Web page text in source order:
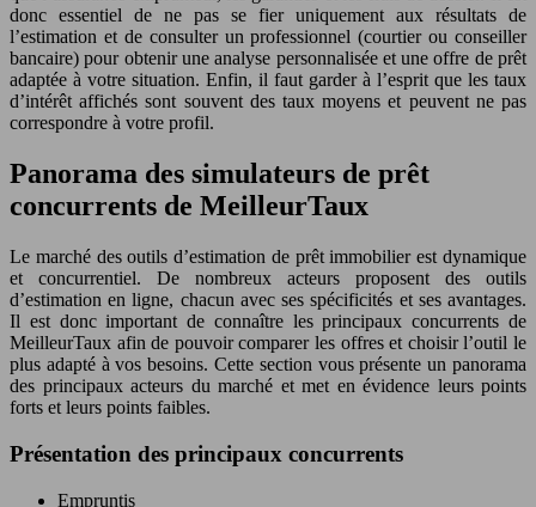
donc essentiel de ne pas se fier uniquement aux résultats de
l’estimation et de consulter un professionnel (courtier ou conseiller
bancaire) pour obtenir une analyse personnalisée et une offre de prêt
adaptée à votre situation. Enfin, il faut garder à l’esprit que les taux
d’intérêt affichés sont souvent des taux moyens et peuvent ne pas
correspondre à votre profil.
Panorama des simulateurs de prêt
concurrents de MeilleurTaux
Le marché des outils d’estimation de prêt immobilier est dynamique
et concurrentiel. De nombreux acteurs proposent des outils
d’estimation en ligne, chacun avec ses spécificités et ses avantages.
Il est donc important de connaître les principaux concurrents de
MeilleurTaux afin de pouvoir comparer les offres et choisir l’outil le
plus adapté à vos besoins. Cette section vous présente un panorama
des principaux acteurs du marché et met en évidence leurs points
forts et leurs points faibles.
Présentation des principaux concurrents
Empruntis